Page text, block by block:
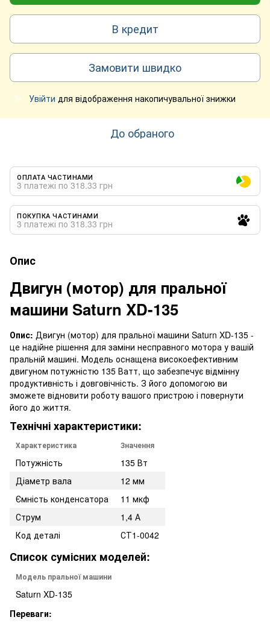
В кредит
Замовити швидко
% Увійти для відображення накопичувальної знижки
До обраного
ОПЛАТА ЧАСТИНАМИ
3 платежі по 318.33 грн
ПОКУПКА ЧАСТИНАМИ
3 платежі по 318.33 грн
Опис
Двигун (мотор) для пральної
машини Saturn XD-135
Опис: Двигун (мотор) для пральної машини Saturn XD-135 -
це надійне рішення для заміни несправного мотора у вашій
пральній машині. Модель оснащена високоефективним
двигуном потужністю 135 Ватт, що забезпечує відмінну
продуктивність і довговічність. З його допомогою ви
зможете відновити роботу вашого пристрою і повернути
його до життя.
Технічні характеристики:
Характеристика Значення
Потужність
135 Вт
Діаметр вала
12 мм
Ємність конденсатора
11 мкф
Струм
1,4 А
Код деталі
СТ1-0042
Список сумісних моделей:
Модель пральної машини
Saturn XD-135
Переваги: